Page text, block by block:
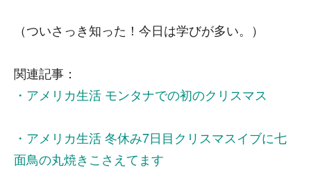
（ついさっき知った！今日は学びが多い。）
関連記事：
・アメリカ生活 モンタナでの初のクリスマス
・アメリカ生活 冬休み7日目クリスマスイブに七
面鳥の丸焼きこさえてます